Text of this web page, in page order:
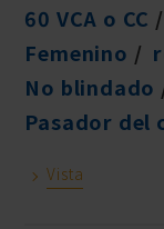
60 VCA o CC
Femenino
No blindado
Pasador del
Vista